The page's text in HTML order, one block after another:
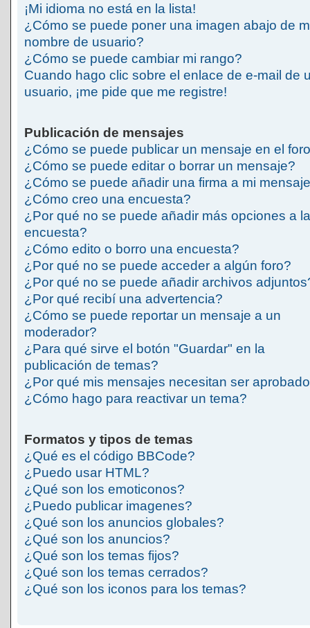
¡Mi idioma no está en la lista!
¿Cómo se puede poner una imagen abajo de
nombre de usuario?
¿Cómo se puede cambiar mi rango?
Cuando hago clic sobre el enlace de e-mail de
usuario, ¡me pide que me registre!
Publicación de mensajes
¿Cómo se puede publicar un mensaje en el
¿Cómo se puede editar o borrar un mensaje?
¿Cómo se puede añadir una firma a mi
¿Cómo creo una encuesta?
¿Por qué no se puede añadir más opciones a la
encuesta?
¿Cómo edito o borro una encuesta?
¿Por qué no se puede acceder a algún foro?
¿Por qué no se puede añadir archivos
¿Por qué recibí una advertencia?
¿Cómo se puede reportar un mensaje a un
moderador?
¿Para qué sirve el botón "Guardar" en la
publicación de temas?
¿Por qué mis mensajes necesitan ser
¿Cómo hago para reactivar un tema?
Formatos y tipos de temas
¿Qué es el código BBCode?
¿Puedo usar HTML?
¿Qué son los emoticonos?
¿Puedo publicar imagenes?
¿Qué son los anuncios globales?
¿Qué son los anuncios?
¿Qué son los temas fijos?
¿Qué son los temas cerrados?
¿Qué son los iconos para los temas?